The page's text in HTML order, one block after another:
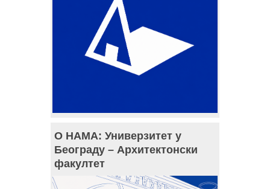
О НАМА: Универзитет у
Београду – Архитектонски
факултет